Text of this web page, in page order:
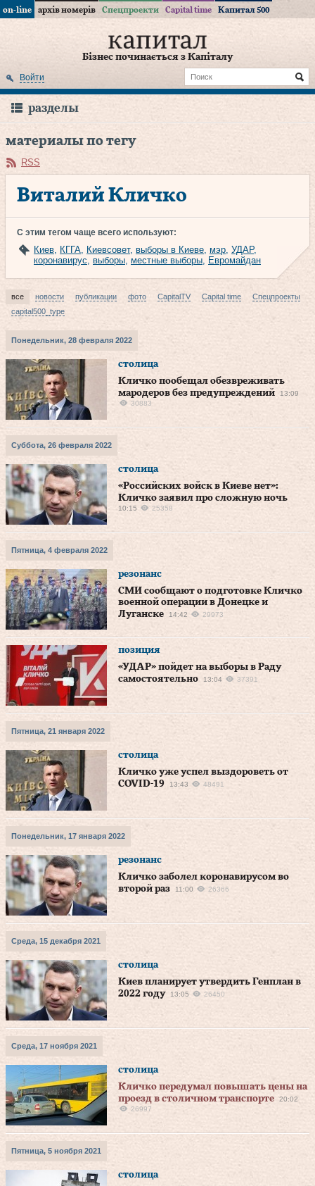
on-line архів номерів Спецпроекти Capital time Капитал 500
Бізнес починається з Капіталу
Войти
разделы
материалы по тегу
RSS
Виталий Кличко
С этим тегом чаще всего используют:
Киев, КГГА, Киевсовет, выборы в Киеве, мэр, УДАР,
коронавирус, выборы, местные выборы, Евромайдан
все новости публикации фото CapitalTV Capital time
Спецпроекты
capital500_type
Понедельник, 28 февраля 2022
столица
Кличко пообещал обезвреживать
мародеров без предупреждений
13:09
30883
Суббота, 26 февраля 2022
столица
«Российских войск в Киеве нет»:
Кличко заявил про сложную ночь
10:15 25358
Пятница, 4 февраля 2022
резонанс
СМИ сообщают о подготовке Кличко
военной операции в Донецке и
Луганске
14:42 29973
позиция
«УДАР» пойдет на выборы в Раду
самостоятельно
13:04 37391
Пятница, 21 января 2022
столица
Кличко уже успел выздороветь от
COVID-19
13:43 48491
Понедельник, 17 января 2022
резонанс
Кличко заболел коронавирусом во
второй раз
11:00 26366
Среда, 15 декабря 2021
столица
Киев планирует утвердить Генплан в
2022 году
13:05 26450
Среда, 17 ноября 2021
столица
Кличко передумал повышать цены на
проезд в столичном транспорте
20:02
26997
Пятница, 5 ноября 2021
столица